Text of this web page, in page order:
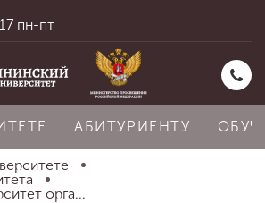
пн-пт
АБИТУРИЕНТУ
орга...